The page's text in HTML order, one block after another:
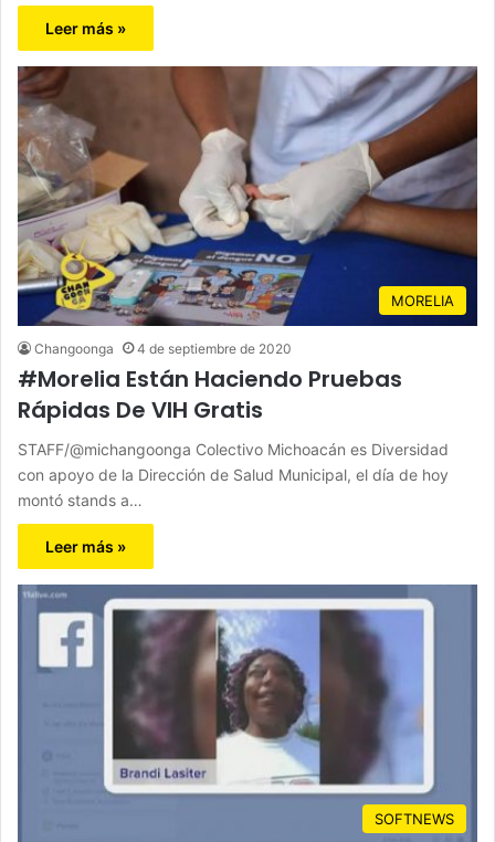
Leer más »
MORELIA
Changoonga 4 de septiembre de 2020
#Morelia Están Haciendo Pruebas
Rápidas De VIH Gratis
STAFF/@michangoonga Colectivo Michoacán es Diversidad
con apoyo de la Dirección de Salud Municipal, el día de hoy
montó stands a…
Leer más »
SOFTNEWS